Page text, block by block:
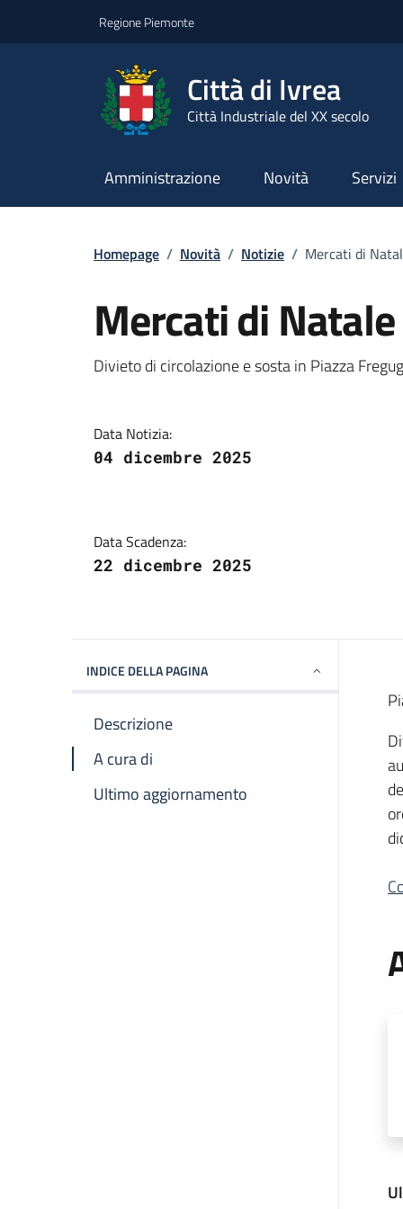
Regione Piemonte
Città di Ivrea
Città Industriale del XX secolo
Amministrazione Novità Servizi
Homepage / Novità / Notizie / Mercati di
Mercati di
Divieto di circolazione e sosta in Piazza
Data Notizia:
04 dicembre 2025
Data Scadenza:
22 dicembre 2025
INDICE DELLA PAGINA
Descrizione
A cura di
Ultimo aggiornamento